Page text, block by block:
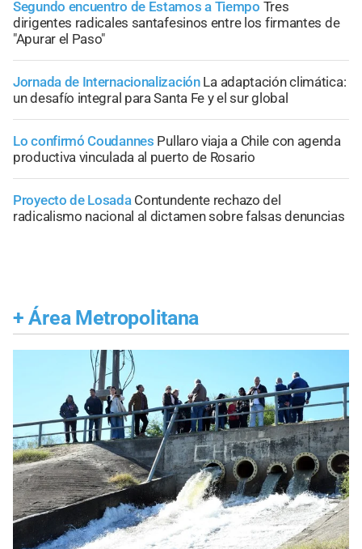
Segundo encuentro de Estamos a Tiempo Tres
dirigentes radicales santafesinos entre los firmantes de
"Apurar el Paso"
Jornada de Internacionalización La adaptación climática:
un desafío integral para Santa Fe y el sur global
Lo confirmó Coudannes Pullaro viaja a Chile con agenda
productiva vinculada al puerto de Rosario
Proyecto de Losada Contundente rechazo del
radicalismo nacional al dictamen sobre falsas denuncias
+ Área Metropolitana